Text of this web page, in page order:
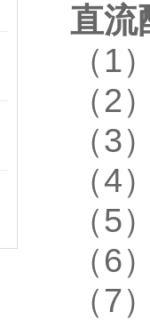
直流
（1
（2
（3
（4
（5
（6
（7